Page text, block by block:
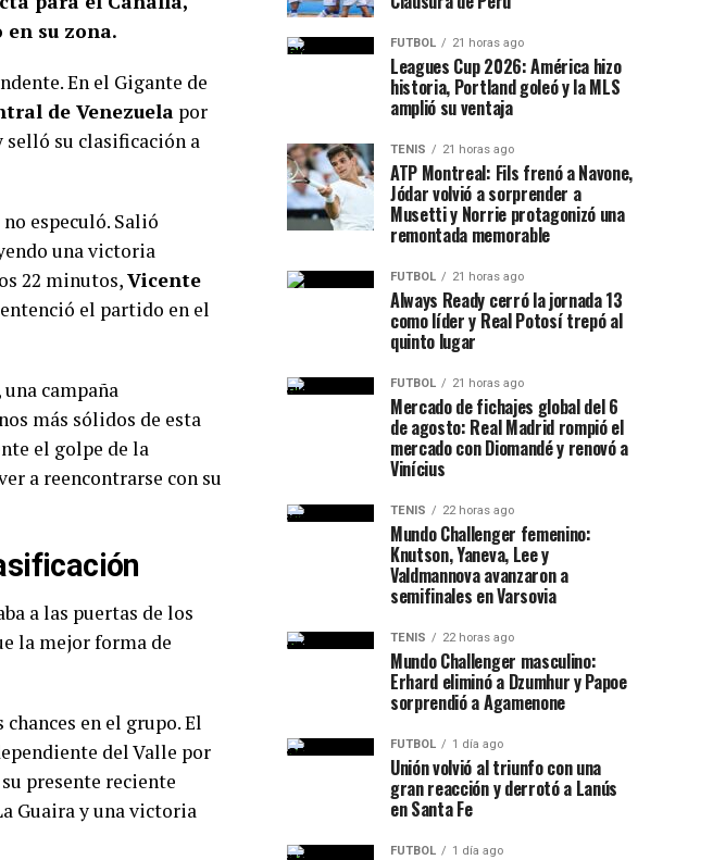
su zona.
En el Gigante de
de Venezuela por
selló su clasificación a
especuló. Salió
una victoria
22 minutos,Vicente
el partido en el
una campaña
más sólidos de esta
el golpe de la
a reencontrarse con su
a las puertas de los
la mejor forma de
en el grupo. El
del Valle por
presente reciente
Guaira y una victoria
FUTBOL 21 horas ago
Leagues Cup 2026: América hizo
historia, Portland goleó y la MLS
amplió su ventaja
TENIS 21 horas ago
ATP Montreal: Fils frenó a Navone,
Jódar volvió a sorprender a
Musetti y Norrie protagonizó una
remontada memorable
FUTBOL 21 horas ago
Always Ready cerró la jornada 13
como líder y Real Potosí trepó al
quinto lugar
FUTBOL 21 horas ago
Mercado de fichajes global del 6
de agosto: Real Madrid rompió el
mercado con Diomandé y renovó a
Vinícius
TENIS 22 horas ago
Mundo Challenger femenino:
Knutson, Yaneva, Lee y
Valdmannova avanzaron a
semifinales en Varsovia
TENIS 22 horas ago
Mundo Challenger masculino:
Erhard eliminó a Dzumhur y Papoe
sorprendió a Agamenone
FUTBOL 1 día ago
Unión volvió al triunfo con una
gran reacción y derrotó a Lanús
en Santa Fe
FUTBOL 1 día ago